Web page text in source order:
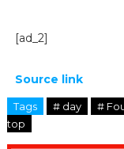
[ad_2]
Source link
Tags # day #
top